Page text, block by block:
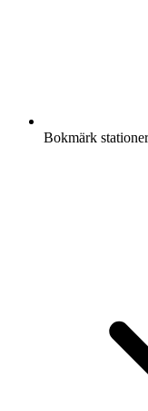
Bokmärk